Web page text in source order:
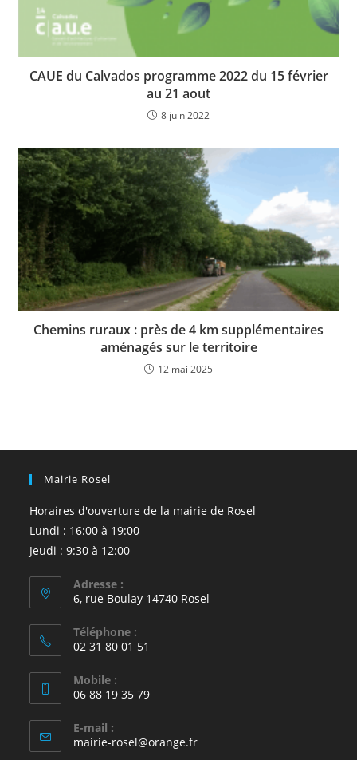
CAUE du Calvados programme 2022 du 15 février
au 21 aout
8 juin 2022
Chemins ruraux : près de 4 km supplémentaires
aménagés sur le territoire
12 mai 2025
Mairie Rosel
Horaires d'ouverture de la mairie de Rosel
Lundi : 16:00 à 19:00
Jeudi : 9:30 à 12:00
Adresse :
6, rue Boulay 14740 Rosel
Téléphone :
02 31 80 01 51
Mobile :
06 88 19 35 79
E-mail :
mairie-rosel@orange.frS’ouvre